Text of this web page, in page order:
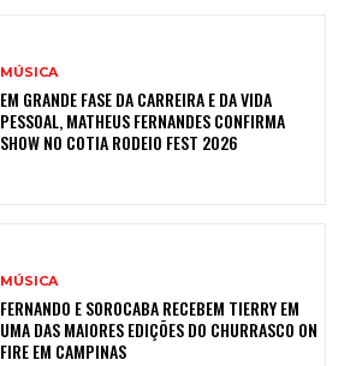
MÚSICA
EM GRANDE FASE DA CARREIRA E DA VIDA
PESSOAL, MATHEUS FERNANDES CONFIRMA
SHOW NO COTIA RODEIO FEST 2026
MÚSICA
FERNANDO E SOROCABA RECEBEM TIERRY EM
UMA DAS MAIORES EDIÇÕES DO CHURRASCO ON
FIRE EM CAMPINAS